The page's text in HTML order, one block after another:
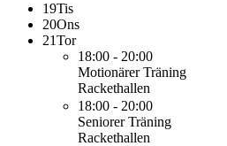
19Tis
20Ons
21Tor
18:00 - 20:00
Motionärer Träning
Rackethallen
18:00 - 20:00
Seniorer Träning
Rackethallen